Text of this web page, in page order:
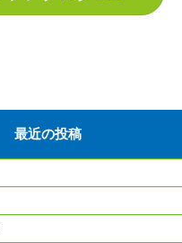
最近の投稿